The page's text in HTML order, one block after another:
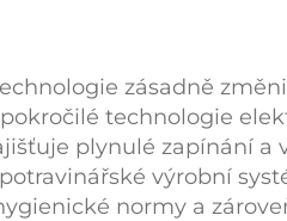
zásadně
technologie
plynulé zapínání a
výrobní
normy a